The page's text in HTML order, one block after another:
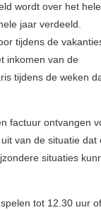
wordt over het
jaar verdeeld.
tijdens de
inkomen van de
tijdens de weken
factuur ontvangen
van de situatie dat
situaties
tot 12.30 uur